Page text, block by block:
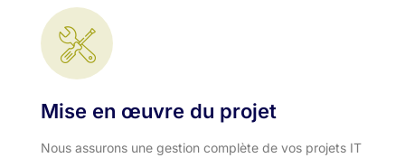
Mise en œuvre du projet
Nous assurons une gestion complète de vos projets IT